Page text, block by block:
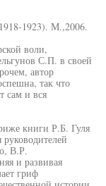
1923). М.,2006.
воли,
С.П. в своей
автор
так что
сам и вся
книги Р.Б. Гуля
В.Р.
и развивая
гриф